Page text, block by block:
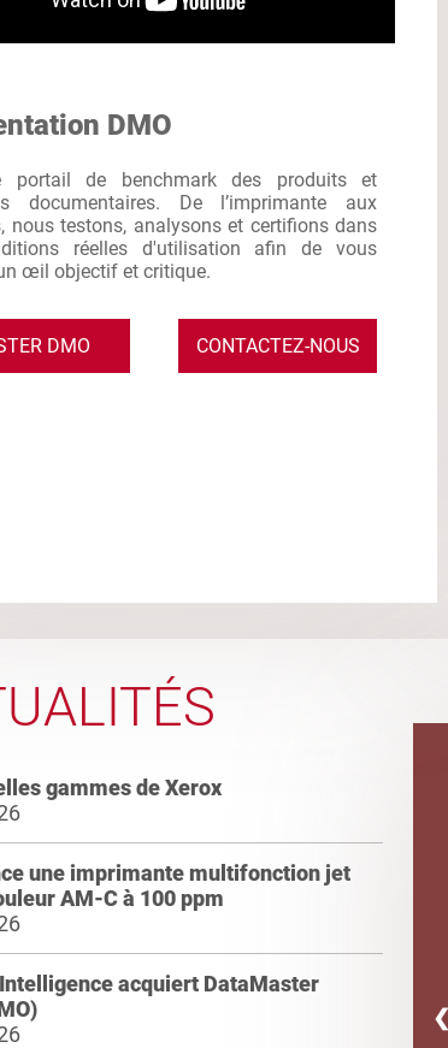
DMO
portail de benchmark des produits et
documentaires. De l’imprimante aux
nous testons, analysons et certifions dans
réelles d'utilisation afin de vous
œil objectif et critique.
DMO CONTACTEZ-NOUS
gammes de Xerox
une imprimante multifonction jet
AM-C à 100 ppm
acquiert DataMaster
❮